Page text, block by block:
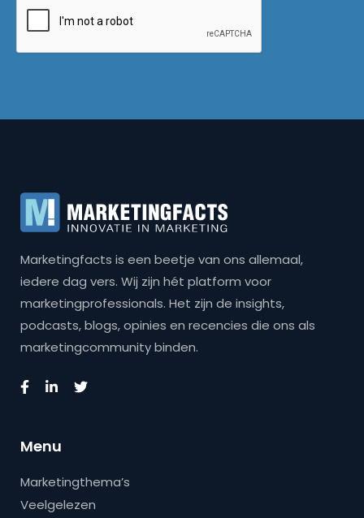
Marketingfacts is een beetje van ons allemaal,
iedere dag vers. Wij zijn hét platform voor
marketingprofessionals. Het zijn de insights,
podcasts, blogs, opinies en recencies die ons als
marketingcommunity binden.
Menu
Marketingthema’s
Veelgelezen